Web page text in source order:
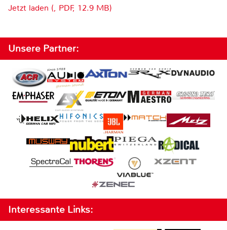
Jetzt laden (, PDF, 12.9 MB)
Unsere Partner:
Interessante Links: